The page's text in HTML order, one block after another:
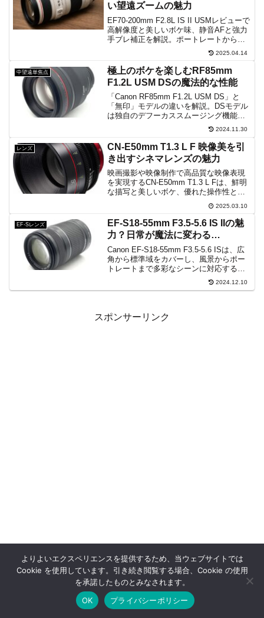
い望遠ズームの魅力
EF70-200mm F2.8L IS II USMレビューで
高解像度と美しいボケ味、静音AFと強力
手ブレ補正を解説。ポートレートから風
景、スポーツ撮影まで幅広く対応する万
能望遠ズームレンズの魅力を紹介しま
す。本当の真価を実感できます。ぜひ
2025.04.14
中望遠単焦点
極上のボケを楽しむRF85mm
F1.2L USM DSの魔法的な性能
「Canon RF85mm F1.2L USM DS」と
「無印」モデルの違いを解説。DSモデル
は独自のデフーカススムージング機能
で、幻想的で滑らかなボケを実現し、特
にクリエイティブな表現に適していま
す。一方、無印モデルも高解像度の描写
力で美しいボケを提供しつつ、コストパ
フォーマンスに優れた選択肢です。それ
ぞれの特長を活かした用途に合わせ、撮
影の幅が広がります。
2024.11.30
レンズ
CN-E50mm T1.3 L F 映像美を引
き出すシネマレンズの魅力
映画撮影や映像制作で高品質な映像表現
を実現するCN-E50mm T1.3 L Fは、鮮明
な描写と美しいボケ、優れた操作性と耐
久性を兼ね備えたシネマレンズで、現場
のクリエイターの要求に応える最高の選
択肢となっています。多彩な現場で活躍
中必見
2025.03.10
EF-Sレンズ
EF-S18-55mm F3.5-5.6 IS IIの魅
力？日常が魔法に変わる…
Canon EF-S18-55mm F3.5-5.6 ISは、広
角から標準域をカバーし、風景からポー
トレートまで多彩なシーンに対応する汎
用性の高いズームレンズです。光学式手
ブレ補正とスーパー・スペクトラ・コー
す。
2024.12.10
スポンサーリンク
シェア 目次へ トップ
よりよいエクスペリエンスを提供するため、当ウェブサイトでは
Cookie を使用しています。引き続き閲覧する場合、Cookie の使用
を承諾したものとみなされます。
OK
プライバシーポリシー